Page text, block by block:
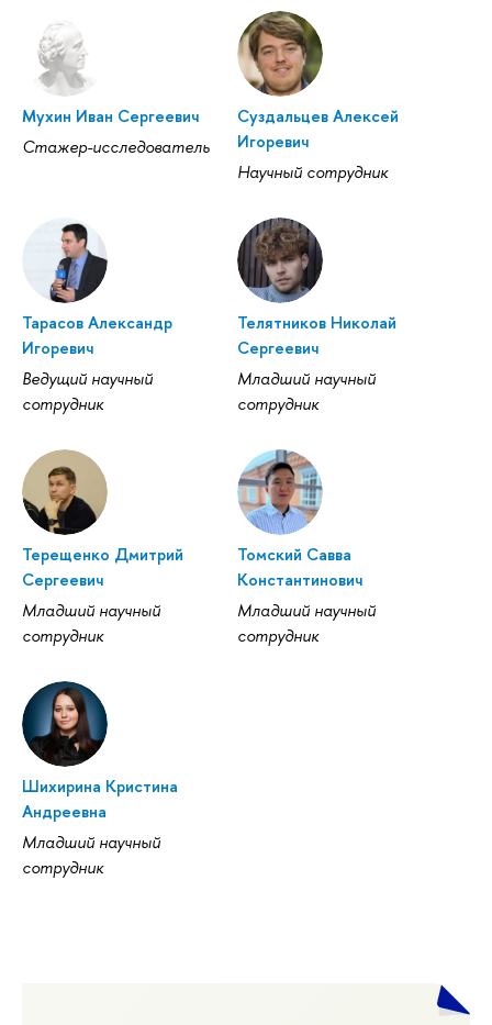
Мухин Иван Сергеевич
Стажер-исследователь
Суздальцев Алексей
Игоревич
Научный сотрудник
Тарасов Александр
Игоревич
Ведущий научный
сотрудник
Телятников Николай
Сергеевич
Младший научный
сотрудник
Терещенко Дмитрий
Сергеевич
Младший научный
сотрудник
Томский Савва
Константинович
Младший научный
сотрудник
Шихирина Кристина
Андреевна
Младший научный
сотрудник